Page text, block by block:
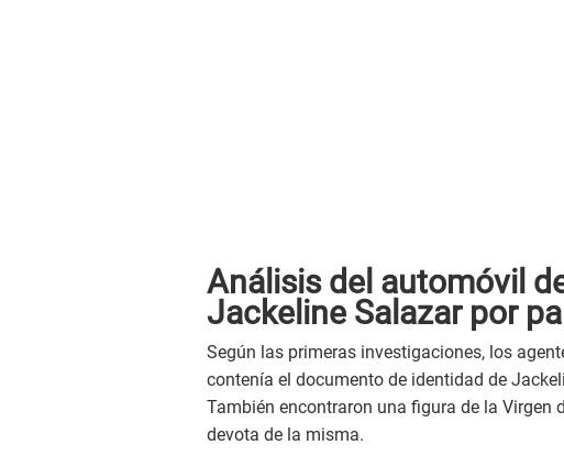
Análisis del automóvil
Jackeline Salazar por
Según las primeras investigaciones, los
contenía el documento de identidad de
También encontraron una figura de la Virgen
devota de la misma.